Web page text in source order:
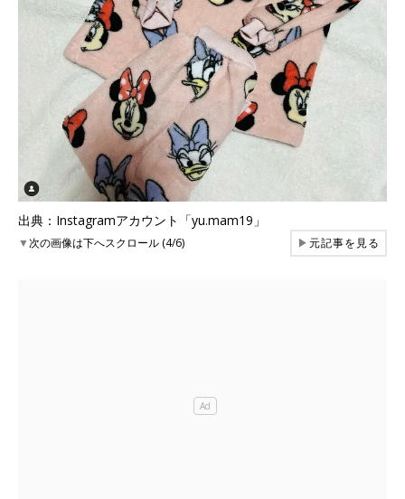
出典：Instagramアカウント「yu.mam19」
▼次の画像は下へスクロール (4/6) ▶元記事を見る